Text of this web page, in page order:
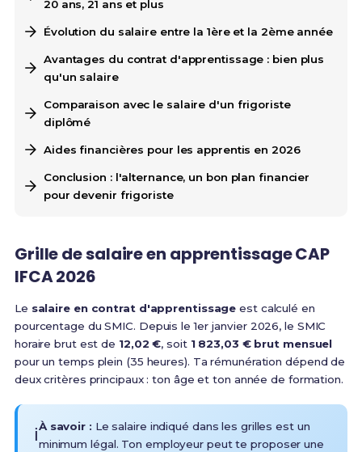
20 ans, 21 ans et plus
Évolution du salaire entre la 1ère et la 2ème année
Avantages du contrat d'apprentissage : bien plus
qu'un salaire
Comparaison avec le salaire d'un frigoriste
diplômé
Aides financières pour les apprentis en 2026
Conclusion : l'alternance, un bon plan financier
pour devenir frigoriste
Grille de salaire en apprentissage CAP
IFCA 2026
Le salaire en contrat d'apprentissage est calculé en
pourcentage du SMIC. Depuis le 1er janvier 2026, le SMIC
horaire brut est de 12,02 €, soit 1 823,03 € brut mensuel
pour un temps plein (35 heures). Ta rémunération dépend de
deux critères principaux : ton âge et ton année de formation.
ℹ️À savoir : Le salaire indiqué dans les grilles est un
minimum légal. Ton employeur peut te proposer une